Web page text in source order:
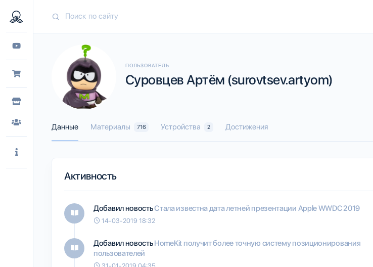
ПОЛЬЗОВАТЕЛЬ
Суровцев Артём (surovtsev.artyom)
Данные Материалы 716 Устройства 2 Достижения
Активность
Добавил новостьСтала известна дата летней презентации Apple WWDC 2019
14-03-2019 18:32
Добавил новостьHomeKit получит более точную систему позиционирования
пользователей
31-01-2019 04:35